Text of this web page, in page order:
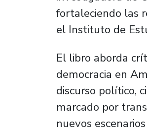
fortaleciendo las
el Instituto de
El libro aborda
democracia en
discurso político,
marcado por
nuevos